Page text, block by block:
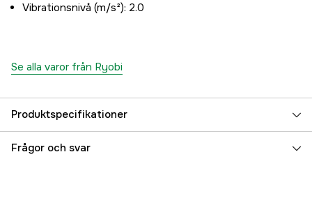
Vibrationsnivå (m/s²): 2.0
Se alla varor från Ryobi
Produktspecifikationer
Arbetsbredd 30 cm
Frågor och svar